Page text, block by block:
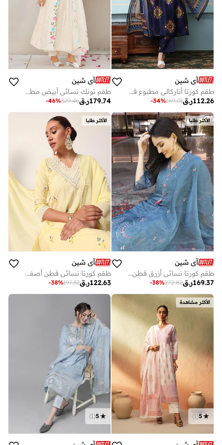
آي شين
طقم كورتا أناركالي مطبوع قطن % نسائي كحلي
ر.ق112.26
169.01
-34%
آي شين
طقم تونك نسائي أبيض مطرز % قطن طويل بقصة مستقيمة كاجوال
ر.ق179.74
329.46
-46%
الأكثر طلبا
آي شين
طقم كورتا نسائي أزرق قطن % مطرز بقصة مستقيمة
ر.ق169.37
272.82
-38%
الأكثر طلبا
آي شين
طقم كورتا نسائي قطن أصفر بقصة بالازو عادية
ر.ق122.63
197.32
-38%
الأكثر مشاهدة
5
(
1
)
5
(
1
)